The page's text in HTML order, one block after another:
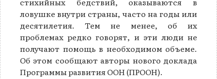
ловушке внутри страны, часто на годы или
десятилетия. Тем не менее, об их
проблемах редко говорят, и эти люди не
получают помощь в необходимом объеме.
Об этом сообщают авторы нового доклада
Программы развития ООН (ПРООН).